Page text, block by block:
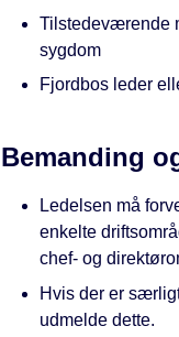
Tilstedeværende
sygdom
Fjordbos leder
Bemanding
Ledelsen må
enkelte
chef- og
Hvis der er
udmelde dette.